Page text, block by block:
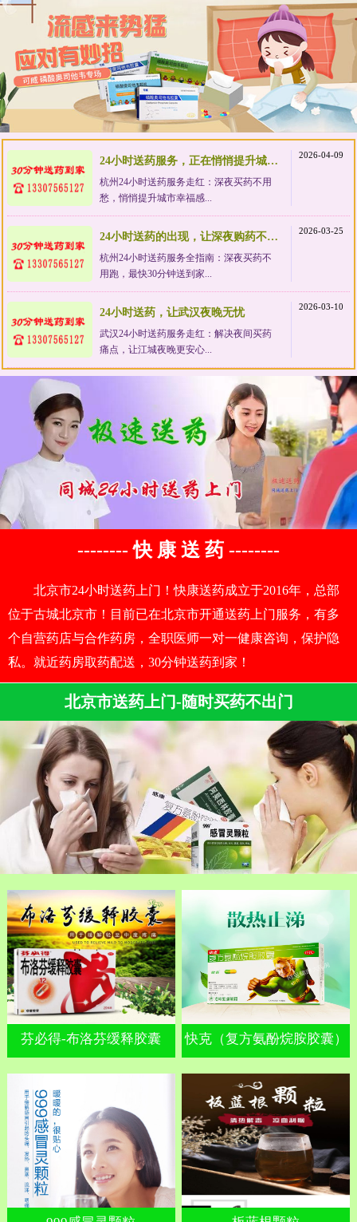
24小时送药服务，正在悄悄提升城市幸福感
杭州24小时送药服务走红：深夜买药不用
愁，悄悄提升城市幸福感...
2026-04-09
24小时送药的出现，让深夜购药不再狼狈
杭州24小时送药服务全指南：深夜买药不
用跑，最快30分钟送到家...
2026-03-25
24小时送药，让武汉夜晚无忧
武汉24小时送药服务走红：解决夜间买药
痛点，让江城夜晚更安心...
2026-03-10
-------- 快 康 送 药 --------
北京市24小时送药上门！快康送药成立于2016年，总部
位于古城北京市！目前已在北京市开通送药上门服务，有多
个自营药店与合作药房，全职医师一对一健康咨询，保护隐
私。就近药房取药配送，30分钟送药到家！
北京市送药上门-随时买药不出门
芬必得-布洛芬缓释胶囊 快克（复方氨酚烷胺胶囊）